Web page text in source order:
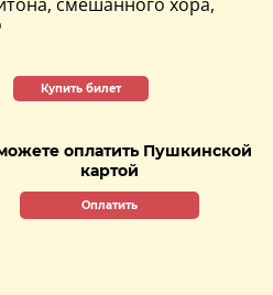
Купить билет
оплатить Пушкинской
картой
Оплатить